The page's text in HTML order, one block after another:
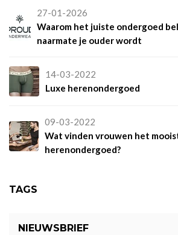
27-01-2026
Waarom het juiste ondergoed
naarmate je ouder wordt
14-03-2022
Luxe herenondergoed
09-03-2022
Wat vinden vrouwen het
herenondergoed?
TAGS
NIEUWSBRIEF